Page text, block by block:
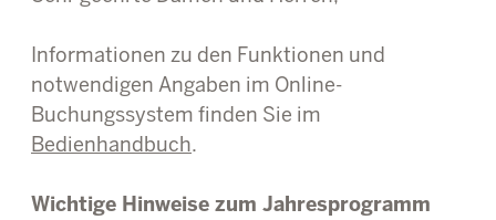
Informationen zu den Funktionen und
notwendigen Angaben im Online-
Buchungssystem finden Sie im
Bedienhandbuch.
Wichtige Hinweise zum Jahresprogramm